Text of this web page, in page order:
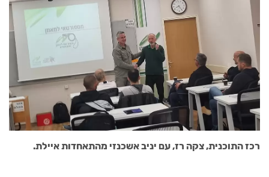
רכז התוכנית, צקה רז, עם יניב אשכנזי מהתאחדות איילת.